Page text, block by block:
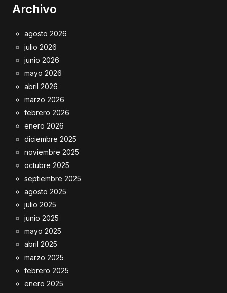
Archivo
agosto 2026
julio 2026
junio 2026
mayo 2026
abril 2026
marzo 2026
febrero 2026
enero 2026
diciembre 2025
noviembre 2025
octubre 2025
septiembre 2025
agosto 2025
julio 2025
junio 2025
mayo 2025
abril 2025
marzo 2025
febrero 2025
enero 2025